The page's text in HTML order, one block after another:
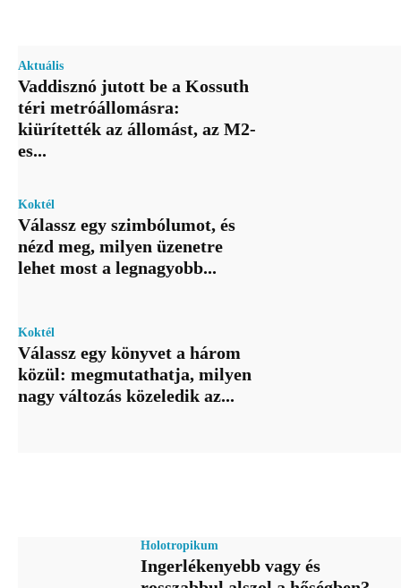
Aktuális
Vaddisznó jutott be a Kossuth
téri metróállomásra:
kiürítették az állomást, az M2-
es...
Koktél
Válassz egy szimbólumot, és
nézd meg, milyen üzenetre
lehet most a legnagyobb...
Koktél
Válassz egy könyvet a három
közül: megmutathatja, milyen
nagy változás közeledik az...
Holotropikum
Ingerlékenyebb vagy és